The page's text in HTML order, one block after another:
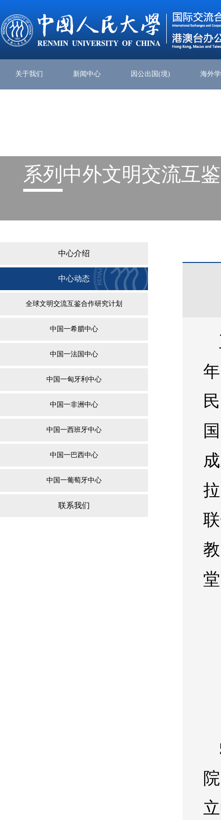
关于我们 新闻中心 因公出国(境) 海外
系列 中外文明交流互
中心介绍
中心动态
全球文明交流互鉴合作研究计划
中国一希腊中心
中国一法国中心
中国一匈牙利中心
中国一非洲中心
中国一西班牙中心
中国一巴西中心
中国一葡萄牙中心
联系我们